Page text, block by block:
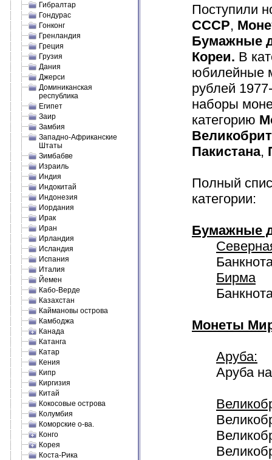
Гибралтар
Гондурас
Гонконг
Гренландия
Греция
Грузия
Дания
Джерси
Доминиканская
республика
Египет
Заир
Замбия
Западно-Африканские
Штаты
Зимбабве
Израиль
Индия
Индокитай
Индонезия
Иордания
Ирак
Иран
Ирландия
Исландия
Испания
Италия
Йемен
Кабо-Верде
Казахстан
Каймановы острова
Камбоджа
Канада
Катанга
Катар
Кения
Кипр
Киргизия
Китай
Кокосовые острова
Колумбия
Коморские о-ва.
Конго
Корея
Коста-Рика
Поступили
СССР,
Бумажные
Кореи. В
юбилейные
рублей
наборы
категорию
Пакистана,
Полный
категории:
Бумажные
Бирма
Монеты
Аруба:
Аруба